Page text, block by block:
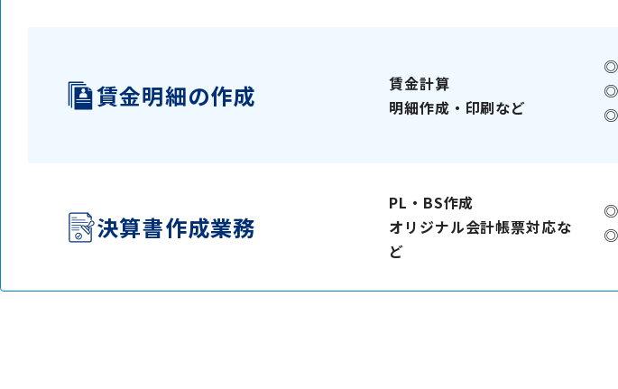
賃金明細の作成
賃金計算
明細作成・印刷など
決算書作成業務
PL・BS作成
オリジナル会計帳票対応な
ど